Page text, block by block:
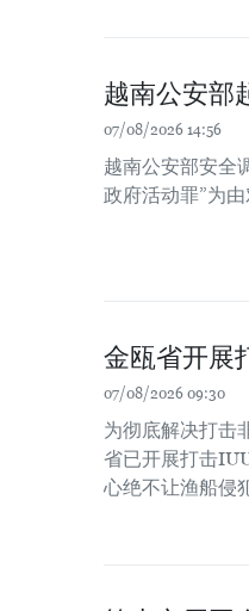
越南公安部
07/08/2026 14:56
越南公安部安全
政府活动罪”为
金瓯省开展
07/08/2026 09:30
为彻底解决打击
省已开展打击
心绝不让渔船侵